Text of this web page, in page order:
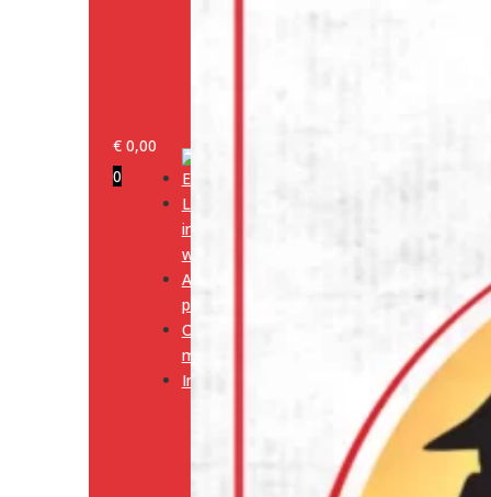
€ 0,00
0
Log
in/klant
worden
Alle
producten
Onze
merken
Informatie